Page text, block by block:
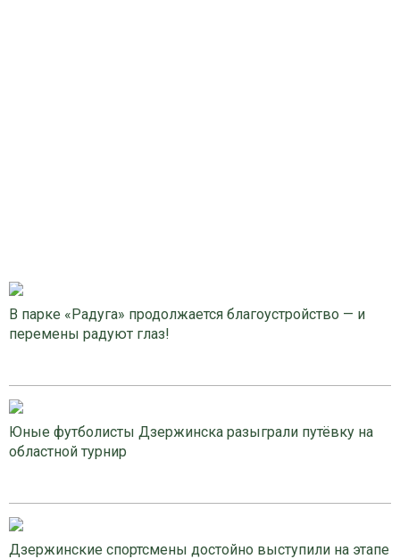
В парке «Радуга» продолжается благоустройство — и
перемены радуют глаз!
Юные футболисты Дзержинска разыграли путёвку на
областной турнир
Дзержинские спортсмены достойно выступили на этапе